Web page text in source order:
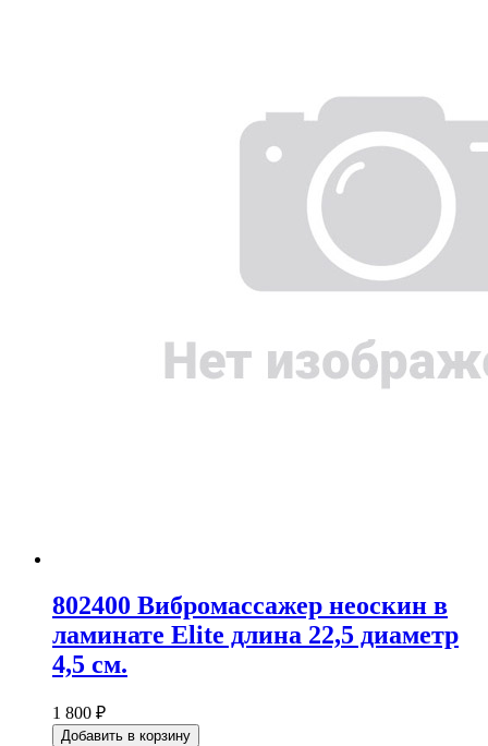
802400 Вибромассажер неоскин в
ламинате Elite длина 22,5 диаметр
4,5 см.
1 800 ₽
Добавить в корзину